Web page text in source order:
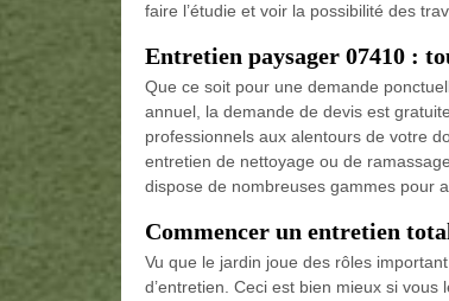
faire l’étudie et voir la possibilité des
Entretien paysager 07410 :
Que ce soit pour une demande
annuel, la demande de devis est
professionnels aux alentours de votre
entretien de nettoyage ou de
dispose de nombreuses gammes pour
Commencer un entretien
Vu que le jardin joue des rôles
d’entretien. Ceci est bien mieux si